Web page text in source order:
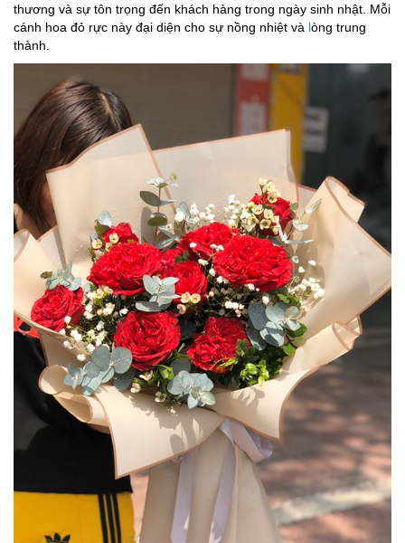
thương và sự tôn trọng đến khách hàng trong ngày sinh nhật. Mỗi
cánh hoa đỏ rực này đại diện cho sự nồng nhiệt và lòng trung
thành.